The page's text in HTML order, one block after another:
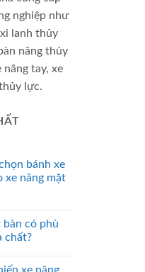
nghiệp như
lanh thủy
nâng thủy
nâng tay, xe
lực.
bánh xe
xe nâng mặt
bàn có phù
chất?